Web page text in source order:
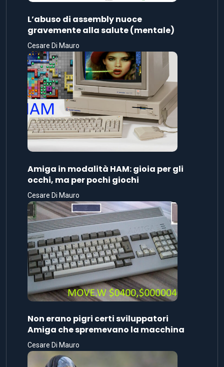
L’abuso di assembly nuoce
gravemente alla salute (mentale)
Cesare Di Mauro
Amiga in modalità HAM: gioia per gli
occhi, ma per pochi giochi
Cesare Di Mauro
Non erano pigri certi sviluppatori
Amiga che spremevano la macchina
Cesare Di Mauro